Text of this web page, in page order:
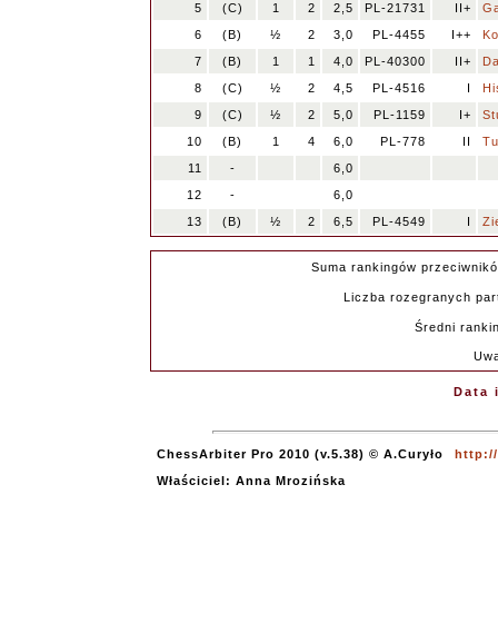
5
(C) 1 2 2,5 PL-21731 II+
6
(B) ½ 2 3,0 PL-4455 I++
7
(B) 1 1 4,0 PL-40300 II+
8
(C) ½ 2 4,5 PL-4516 I
9
(C) ½ 2 5,0 PL-1159 I+
10
(B) 1 4 6,0 PL-778 II
11
-
6,0
12
-
6,0
13
(B) ½ 2 6,5 PL-4549 I
Suma rankingów
Liczba rozegranych
Średni
Data
ChessArbiter Pro 2010 (v.5.38) © A.Curyło
http://
Właściciel: Anna Mrozińska